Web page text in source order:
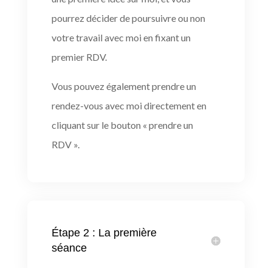
pourrez décider de poursuivre ou non
votre travail avec moi en fixant un
premier RDV.
Vous pouvez également prendre un
rendez-vous avec moi directement en
cliquant sur le bouton « prendre un
RDV ».
Étape 2 : La première
séance